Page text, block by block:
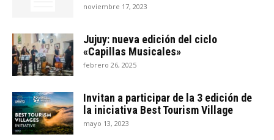
noviembre 17, 2023
Jujuy: nueva edición del ciclo
«Capillas Musicales»
febrero 26, 2025
Invitan a participar de la 3 edición de
la iniciativa Best Tourism Village
mayo 13, 2023